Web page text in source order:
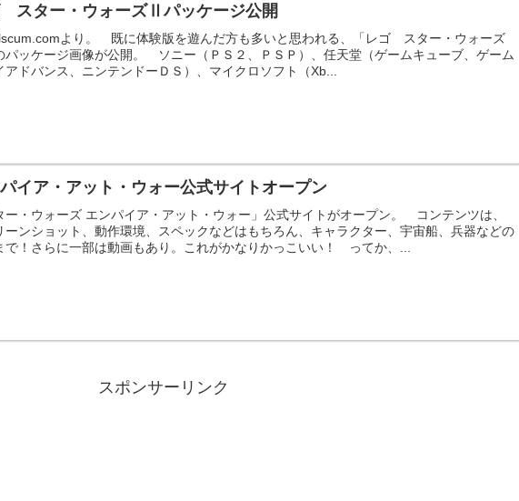
スター・ウォーズⅡパッケージ公開
より。 既に体験版を遊んだ方も多いと思われる、「レゴ スター・ウォーズ
パッケージ画像が公開。 ソニー（ＰＳ２、ＰＳＰ）、任天堂（ゲームキューブ、ゲーム
アドバンス、ニンテンドーＤＳ）、マイクロソフト（Xb...
イア・アット・ウォー公式サイトオープン
ー・ウォーズ エンパイア・アット・ウォー」公式サイトがオープン。 コンテンツは、
ーンショット、動作環境、スペックなどはもちろん、キャラクター、宇宙船、兵器などの
で！さらに一部は動画もあり。これがかなりかっこいい！ ってか、...
スポンサーリンク